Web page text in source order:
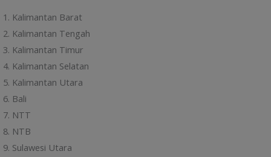
Kalimantan Barat
Kalimantan Tengah
Kalimantan Timur
Kalimantan Selatan
Kalimantan Utara
Bali
NTT
NTB
Sulawesi Utara